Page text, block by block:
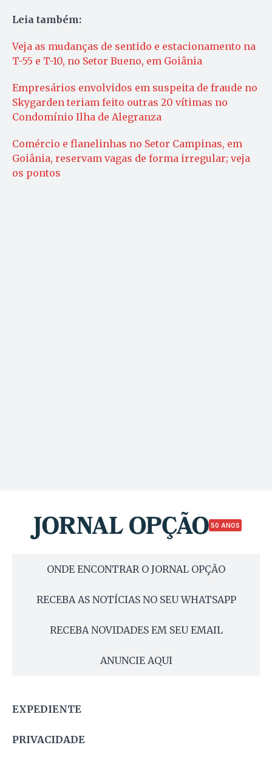
Leia também:
Veja as mudanças de sentido e estacionamento na
T-55 e T-10, no Setor Bueno, em Goiânia
Empresários envolvidos em suspeita de fraude no
Skygarden teriam feito outras 20 vítimas no
Condomínio Ilha de Alegranza
Comércio e flanelinhas no Setor Campinas, em
Goiânia, reservam vagas de forma irregular; veja
os pontos
50 ANOS
ONDE ENCONTRAR O JORNAL OPÇÃO
RECEBA AS NOTÍCIAS NO SEU WHATSAPP
RECEBA NOVIDADES EM SEU EMAIL
ANUNCIE AQUI
EXPEDIENTE
PRIVACIDADE